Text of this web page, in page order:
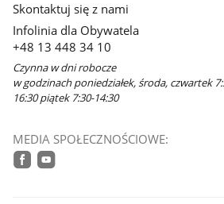
Skontaktuj się z nami
Infolinia dla Obywatela
+48 13 448 34 10
Czynna w dni robocze
w godzinach poniedziałek, środa, czwartek
16:30 piątek 7:30-14:30
MEDIA SPOŁECZNOŚCIOWE: